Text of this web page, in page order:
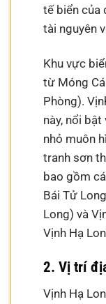
tế biển của
tài nguyên
Khu vực
từ Móng
Phòng).
này, nổi
nhỏ muôn
tranh sơn
bao gồm
Bái Tử
Long) và
Vịnh Hạ
2. Vị trí
Vịnh Hạ